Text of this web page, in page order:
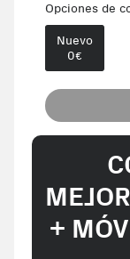
Opciones de
Nuevo
0€
+